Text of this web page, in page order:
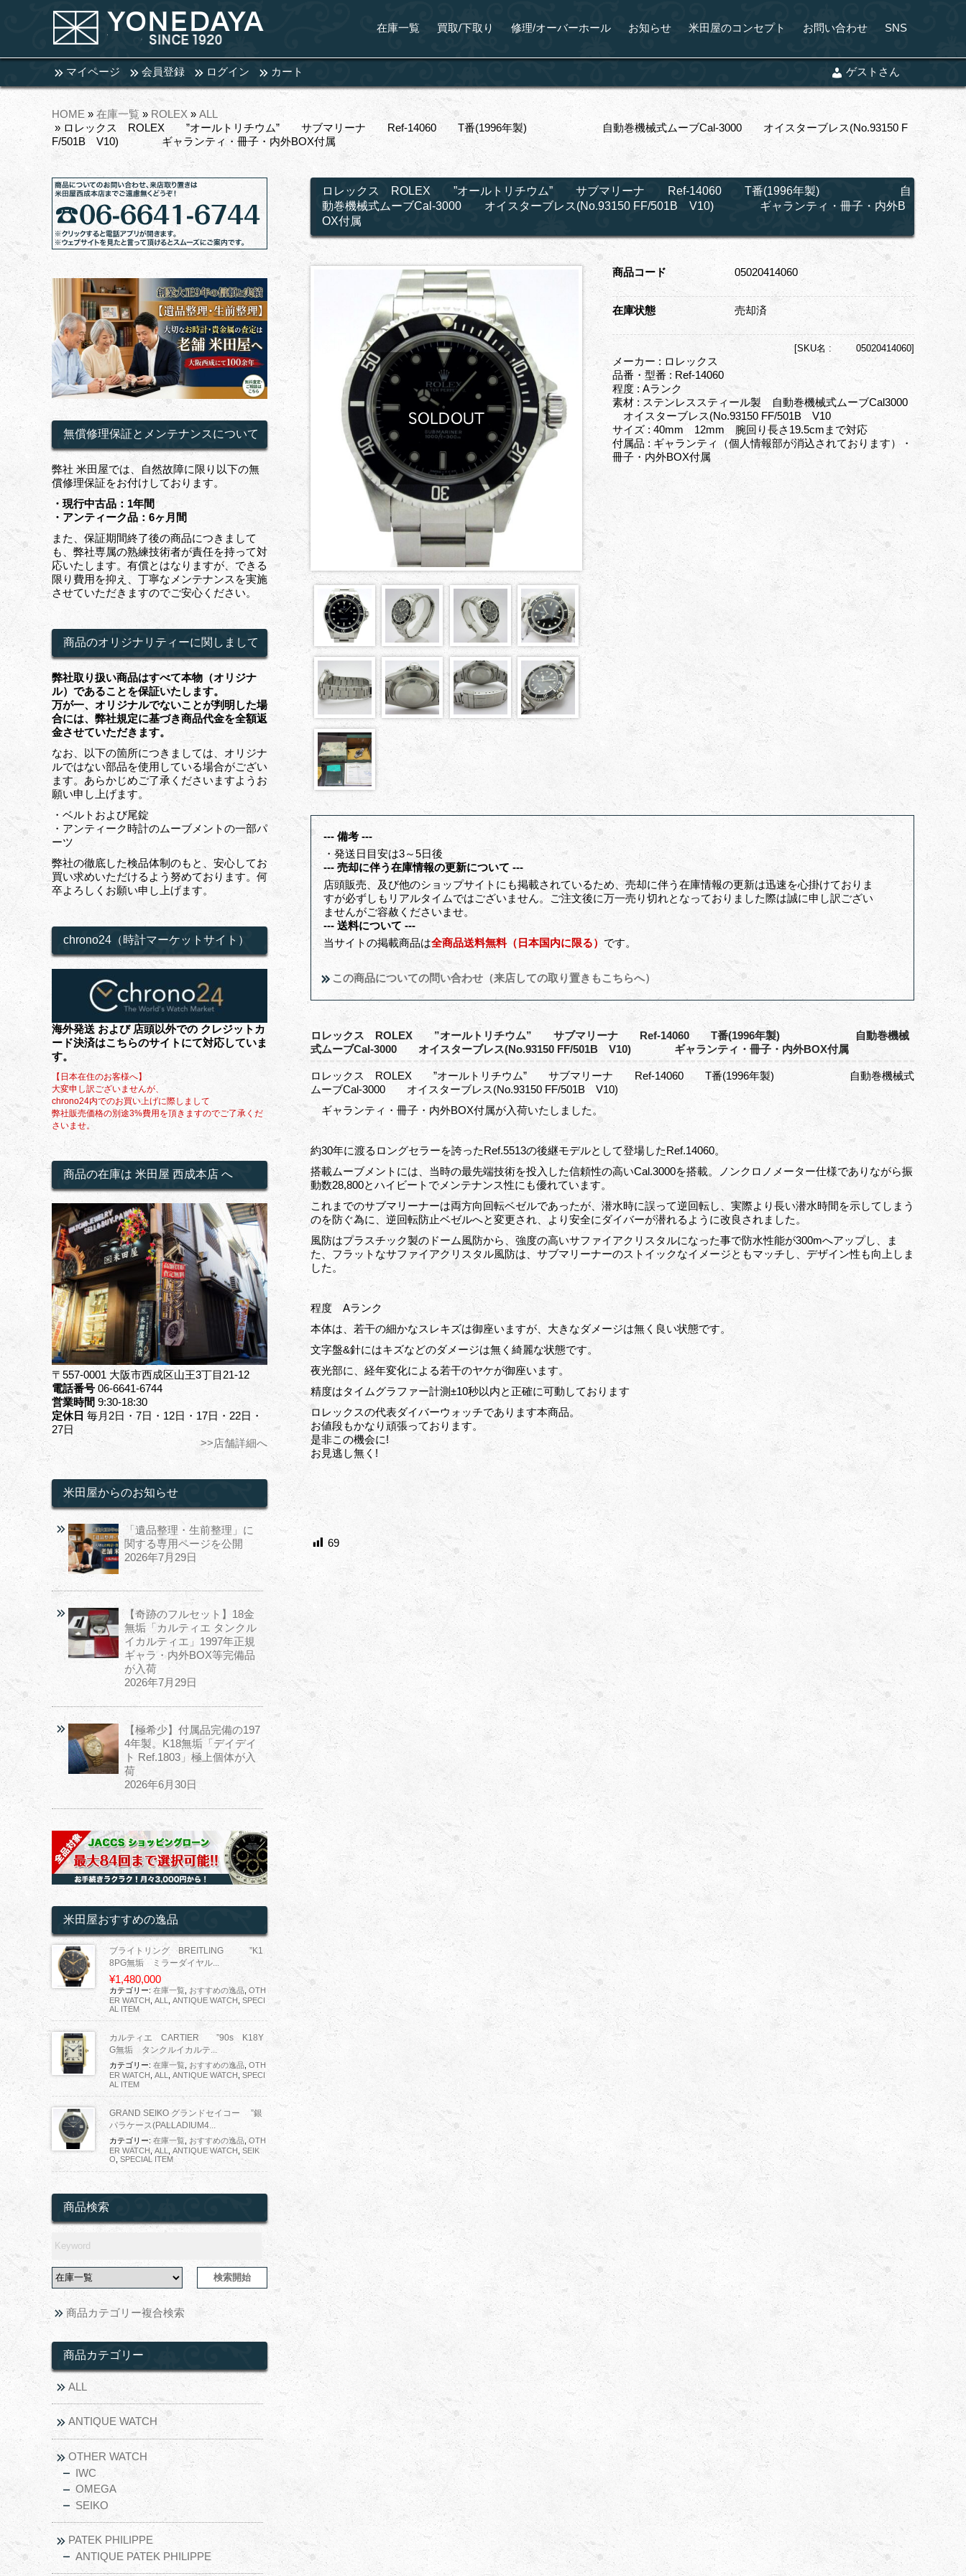
在庫一覧 買取/下取り 修理/オーバーホール お知らせ 米田屋のコンセプト お問い合わせ SNS
マイページ 会員登録 ログイン カート ゲストさん
HOME » 在庫一覧 » ROLEX » ALL
» ロレックス ROLEX ”オールトリチウム” サブマリーナ Ref-14060 T番(1996年製) 自動巻機械式ムーブCal-3000 オイスターブレス(No.93150 F
F/501B V10) ギャランティ・冊子・内外BOX付属
ロレックス ROLEX ”オールトリチウム” サブマリーナ Ref-14060 T番(1996年製) 自
動巻機械式ムーブCal-3000 オイスターブレス(No.93150 FF/501B V10) ギャランティ・冊子・内外B
OX付属
商品コード 05020414060
在庫状態 売却済
[SKU名 : 05020414060]
メーカー : ロレックス
品番・型番 : Ref-14060
程度 : Aランク
素材 : ステンレススティール製 自動巻機械式ムーブCal3000
オイスターブレス(No.93150 FF/501B V10
サイズ : 40mm 12mm 腕回り長さ19.5cmまで対応
付属品 : ギャランティ（個人情報部が消込されております）・
冊子・内外BOX付属
--- 備考 ---
・発送日目安は3～5日後
--- 売却に伴う在庫情報の更新について ---
店頭販売、及び他のショップサイトにも掲載されているため、売却に伴う在庫情報の更新は迅速を心掛けておりま
すが必ずしもリアルタイムではございません。ご注文後に万一売り切れとなっておりました際は誠に申し訳ござい
ませんがご容赦くださいませ。
--- 送料について ---
当サイトの掲載商品は全商品送料無料（日本国内に限る） です。
この商品についての問い合わせ（来店しての取り置きもこちらへ）
ロレックス ROLEX ”オールトリチウム” サブマリーナ Ref-14060 T番(1996年製) 自動巻機械
式ムーブCal-3000 オイスターブレス(No.93150 FF/501B V10) ギャランティ・冊子・内外BOX付属
ロレックス ROLEX ”オールトリチウム” サブマリーナ Ref-14060 T番(1996年製) 自動巻機械式
ムーブCal-3000 オイスターブレス(No.93150 FF/501B V10)
ギャランティ・冊子・内外BOX付属が入荷いたしました。
約30年に渡るロングセラーを誇ったRef.5513の後継モデルとして登場したRef.14060。
搭載ムーブメントには、当時の最先端技術を投入した信頼性の高いCal.3000を搭載。ノンクロノメーター仕様でありながら振
動数28,800とハイビートでメンテナンス性にも優れています。
これまでのサブマリーナーは両方向回転ベゼルであったが、潜水時に誤って逆回転し、実際より長い潜水時間を示してしまう
のを防ぐ為に、逆回転防止ベゼルへと変更され、より安全にダイバーが潜れるように改良されました。
風防はプラスチック製のドーム風防から、強度の高いサファイアクリスタルになった事で防水性能が300mへアップし、ま
た、フラットなサファイアクリスタル風防は、サブマリーナーのストイックなイメージともマッチし、デザイン性も向上しま
した。
程度 Aランク
本体は、若干の細かなスレキズは御座いますが、大きなダメージは無く良い状態です。
文字盤&針にはキズなどのダメージは無く綺麗な状態です。
夜光部に、経年変化による若干のヤケが御座います。
精度はタイムグラファー計測±10秒以内と正確に可動しております
ロレックスの代表ダイバーウォッチであります本商品。
お値段もかなり頑張っております。
是非この機会に!
お見逃し無く!
69
無償修理保証とメンテナンスについて
弊社 米田屋では、自然故障に限り以下の無
償修理保証をお付けしております。
・現行中古品：1年間
・アンティーク品：6ヶ月間
また、保証期間終了後の商品につきまして
も、弊社専属の熟練技術者が責任を持って対
応いたします。有償とはなりますが、できる
限り費用を抑え、丁寧なメンテナンスを実施
させていただきますのでご安心ください。
商品のオリジナリティーに関しまして
弊社取り扱い商品はすべて本物（オリジナ
ル）であることを保証いたします。
万が一、オリジナルでないことが判明した場
合には、弊社規定に基づき商品代金を全額返
金させていただきます。
なお、以下の箇所につきましては、オリジナ
ルではない部品を使用している場合がござい
ます。あらかじめご了承くださいますようお
願い申し上げます。
・ベルトおよび尾錠
・アンティーク時計のムーブメントの一部パ
ーツ
弊社の徹底した検品体制のもと、安心してお
買い求めいただけるよう努めております。何
卒よろしくお願い申し上げます。
chrono24（時計マーケットサイト）
海外発送 および 店頭以外での クレジットカ
ード決済はこちらのサイトにて対応していま
す。
【日本在住のお客様へ】
大変申し訳ございませんが、
chrono24内でのお買い上げに際しまして
弊社販売価格の別途3%費用を頂きますのでご了承くだ
さいませ。
商品の在庫は 米田屋 西成本店 へ
〒557-0001 大阪市西成区山王3丁目21-12
電話番号 06-6641-6744
営業時間 9:30-18:30
定休日 毎月2日・7日・12日・17日・22日・
27日
>>店舗詳細へ
米田屋からのお知らせ
「遺品整理・生前整理」に
関する専用ページを公開
2026年7月29日
【奇跡のフルセット】18金
無垢「カルティエ タンクル
イカルティエ」1997年正規
ギャラ・内外BOX等完備品
が入荷
2026年7月29日
【極希少】付属品完備の197
4年製。K18無垢「デイデイ
ト Ref.1803」極上個体が入
荷
2026年6月30日
米田屋おすすめの逸品
ブライトリング BREITLING ”K1
8PG無垢 ミラーダイヤル...
¥1,480,000
カテゴリー: 在庫一覧 おすすめの逸品 OTH
ER WATCH ALL ANTIQUE WATCH SPECI
AL ITEM
カルティエ CARTIER ”90s K18Y
G無垢 タンクルイカルテ...
カテゴリー: 在庫一覧 おすすめの逸品 OTH
ER WATCH ALL ANTIQUE WATCH SPECI
AL ITEM
GRAND SEIKO グランドセイコー ”銀
パラケース(PALLADIUM4...
カテゴリー: 在庫一覧 おすすめの逸品 OTH
ER WATCH ALL ANTIQUE WATCH SEIK
O SPECIAL ITEM
商品検索
商品カテゴリー複合検索
商品カテゴリー
ALL
ANTIQUE WATCH
OTHER WATCH
IWC
OMEGA
SEIKO
PATEK PHILIPPE
ANTIQUE PATEK PHILIPPE